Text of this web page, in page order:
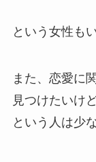
という女性も
また、恋愛に
見つけたいけ
という人は少